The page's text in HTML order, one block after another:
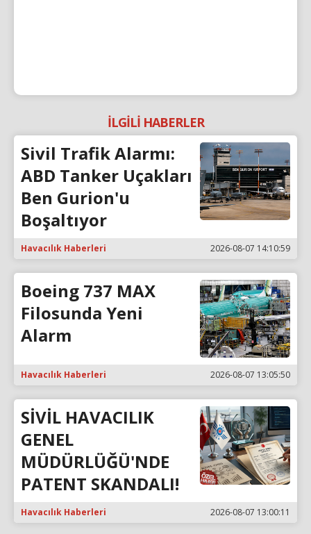
İLGİLİ HABERLER
Sivil Trafik Alarmı:
ABD Tanker Uçakları
Ben Gurion'u
Boşaltıyor
Havacılık Haberleri 2026-08-07 14:10:59
Boeing 737 MAX
Filosunda Yeni
Alarm
Havacılık Haberleri 2026-08-07 13:05:50
SİVİL HAVACILIK
GENEL
MÜDÜRLÜĞÜ'NDE
PATENT SKANDALI!
Havacılık Haberleri 2026-08-07 13:00:11